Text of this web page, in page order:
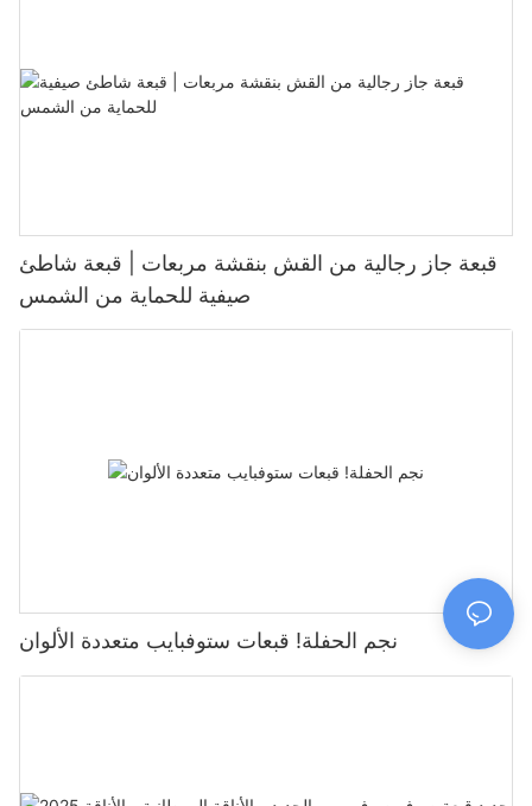
قبعة جاز رجالية من القش بنقشة مربعات | قبعة شاطئ
صيفية للحماية من الشمس
نجم الحفلة! قبعات ستوفبايب متعددة الألوان